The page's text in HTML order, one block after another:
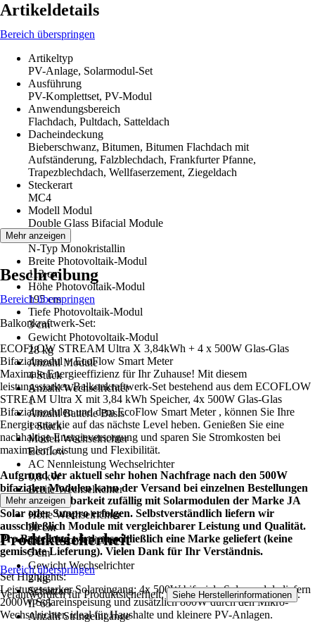
Artikeldetails
Bereich überspringen
Artikeltyp
PV-Anlage, Solarmodul-Set
Ausführung
PV-Komplettset, PV-Modul
Anwendungsbereich
Flachdach, Pultdach, Satteldach
Dacheindeckung
Bieberschwanz, Bitumen, Bitumen Flachdach mit
Aufständerung, Falzblechdach, Frankfurter Pfanne,
Trapezblechdach, Wellfaserzement, Ziegeldach
Steckerart
MC4
Modell Modul
Double Glass Bifacial Module
Zelltyp
N-Typ Monokristallin
Breite Photovoltaik-Modul
113 cm
Höhe Photovoltaik-Modul
195 cm
Tiefe Photovoltaik-Modul
3 cm
Gewicht Photovoltaik-Modul
28 kg
Anzahl Module
4 Stück
Anzahl Wechselrichter
1
Anzahl Batterie Basis
1 Stück
Modell Wechselrichter
Ecoflow
AC Nennleistung Wechselrichter
0,8 kW
Breite Wechselrichter
20 cm
Höhe Wechselrichter
30 cm
Tiefe Wechselrichter
5 cm
Gewicht Wechselrichter
2 kg
Schutzart
IP 65
Anzahl Stringeingänge
Mehr anzeigen
Beschreibung
Bereich überspringen
Balkonkraftwerk-Set:
ECOFLOW STREAM Ultra X 3,84kWh + 4 x 500W Glas-Glas
Bifazialmodul + EcoFlow Smart Meter
Maximale Energieeffizienz für Ihr Zuhause! Mit diesem
leistungsstarken Balkonkraftwerk-Set bestehend aus dem ECOFLOW
STREAM Ultra X mit 3,84 kWh Speicher, 4x 500W Glas-Glas
Bifazialmodulen und dem EcoFlow Smart Meter , können Sie Ihre
Energieautarkie auf das nächste Level heben. Genießen Sie eine
nachhaltige Energieversorgung und sparen Sie Stromkosten bei
maximaler Leistung und Flexibilität.
Aufgrund der aktuell sehr hohen Nachfrage nach den 500W
bifazialen Modulen kann der Versand bei einzelnen Bestellungen
je nach Verfügbarkeit zufällig mit Solarmodulen der Marke JA
Solar oder Sunpro erfolgen. Selbstverständlich liefern wir
ausschließlich Module mit vergleichbarer Leistung und Qualität.
Pro Bestellung wird ausschließlich eine Marke geliefert (keine
gemischte Lieferung). Vielen Dank für Ihr Verständnis.
Set Highlights:
Leistungsstarker Solareingang: 4x 500W bifaziale Solarmodule liefern
2000W Solareinspeisung und zusätzlich 800W durch den Mikro-
Wechselrichter, ideal für Haushalte und kleinere PV-Anlagen.
Mehr anzeigen
Produktsicherheit
Bereich überspringen
Verantwortlich für Produktsicherheit: Siehe Herstellerinformationen .